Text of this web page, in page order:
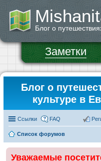
Блог о
Заметки
Блог о
культуре в
Ссылки FAQ
Список форумов
Уважаемые